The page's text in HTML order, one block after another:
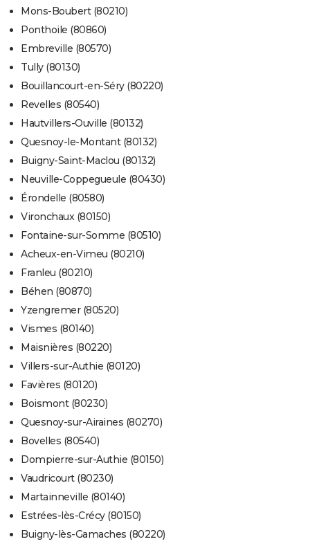
Mons-Boubert (80210)
Ponthoile (80860)
Embreville (80570)
Tully (80130)
Bouillancourt-en-Séry (80220)
Revelles (80540)
Hautvillers-Ouville (80132)
Quesnoy-le-Montant (80132)
Buigny-Saint-Maclou (80132)
Neuville-Coppegueule (80430)
Érondelle (80580)
Vironchaux (80150)
Fontaine-sur-Somme (80510)
Acheux-en-Vimeu (80210)
Franleu (80210)
Béhen (80870)
Yzengremer (80520)
Vismes (80140)
Maisnières (80220)
Villers-sur-Authie (80120)
Favières (80120)
Boismont (80230)
Quesnoy-sur-Airaines (80270)
Bovelles (80540)
Dompierre-sur-Authie (80150)
Vaudricourt (80230)
Martainneville (80140)
Estrées-lès-Crécy (80150)
Buigny-lès-Gamaches (80220)